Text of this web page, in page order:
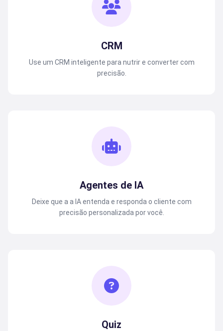
CRM
Use um CRM inteligente para nutrir e converter com
precisão.
Agentes de IA
Deixe que a a IA entenda e responda o cliente com
precisão personalizada por você.
Quiz